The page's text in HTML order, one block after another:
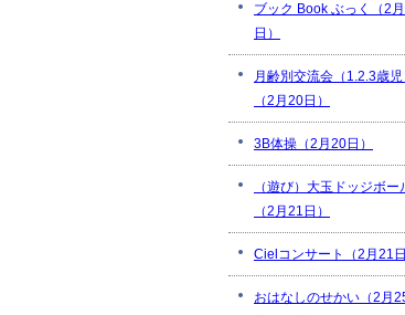
ブック Book ぶっく（2
日）
月齢別交流会（1.2.3歳児
（2月20日）
3B体操（2月20日）
（遊び）大玉ドッジボー
（2月21日）
Cielコンサート（2月21日
おはなしのせかい（2月